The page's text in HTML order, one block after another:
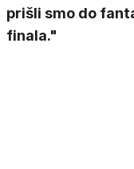
prišli smo do
finala."